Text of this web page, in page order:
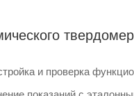
и проверка